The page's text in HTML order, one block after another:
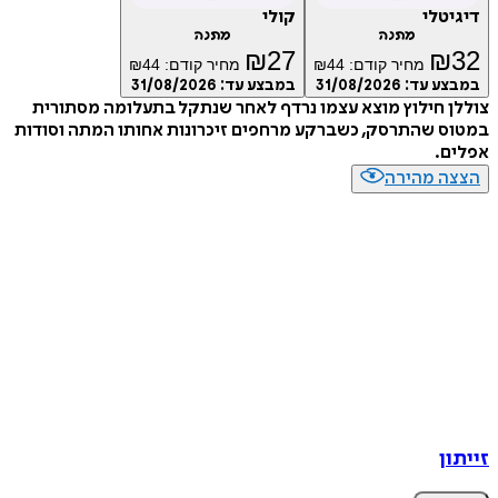
₪ מחיר קודם: ₪44
עד:31/08/2026
₪ 27 מחיר קודם: ₪44
במבצע עד:31/08/2026
חילוץ מוצא עצמו נרדף לאחר שנתקל בתעלומה מסתורית
שהתרסק, כשברקע מרחפים זיכרונות אחותו המתה וסודות
מהירה